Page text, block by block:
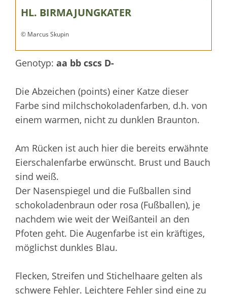
HL. BIRMAJUNGKATER
© Marcus Skupin
Genotyp: aa bb cscs D-
Die Abzeichen (points) einer Katze dieser
Farbe sind milchschokoladenfarben, d.h. von
einem warmen, nicht zu dunklen Braunton.
Am Rücken ist auch hier die bereits erwähnte
Eierschalenfarbe erwünscht. Brust und Bauch
sind weiß.
Der Nasenspiegel und die Fußballen sind
schokoladenbraun oder rosa (Fußballen), je
nachdem wie weit der Weißanteil an den
Pfoten geht. Die Augenfarbe ist ein kräftiges,
möglichst dunkles Blau.
Flecken, Streifen und Stichelhaare gelten als
schwere Fehler. Leichtere Fehler sind eine zu